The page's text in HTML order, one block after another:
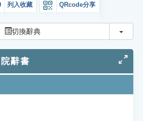
列入收藏 QRcode分享
切換辭典 切換
辭書